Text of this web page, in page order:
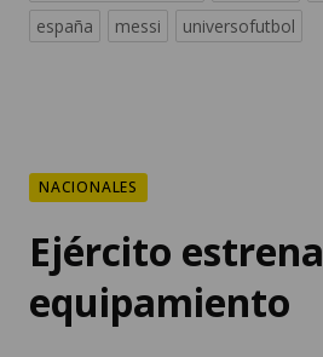
españa
messi universofutbol
NACIONALES
Ejército estrena
equipamiento